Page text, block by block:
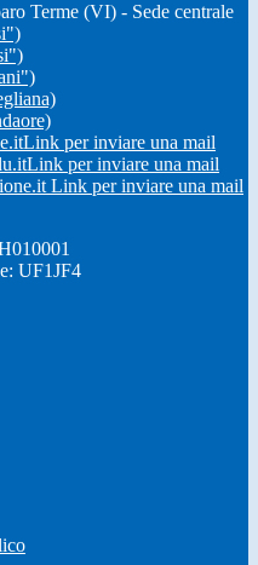
Terme (VI) - Sede centrale
Link per inviare una mail
Link per inviare una mail
Link per inviare una mail
UF1JF4